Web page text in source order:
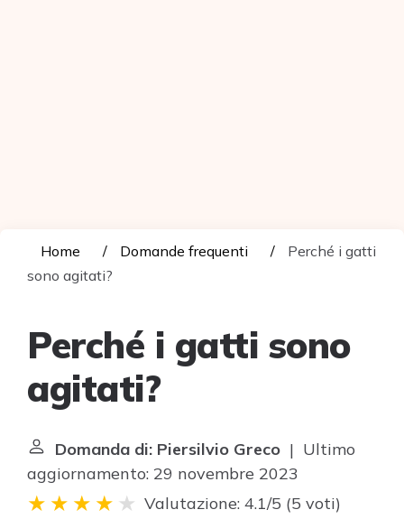
Home Domande frequenti
Perché i gatti
sono agitati?
Perché i gatti sono
agitati?
Domanda di: Piersilvio Greco | Ultimo
aggiornamento: 29 novembre 2023
Valutazione: 4.1/5 (5 voti)